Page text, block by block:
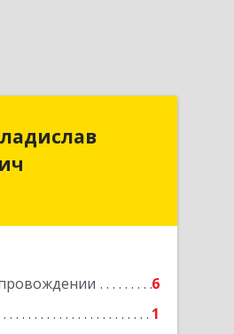
6
1
Анатольевич
Ненецкий АО, Новый
Подробнее